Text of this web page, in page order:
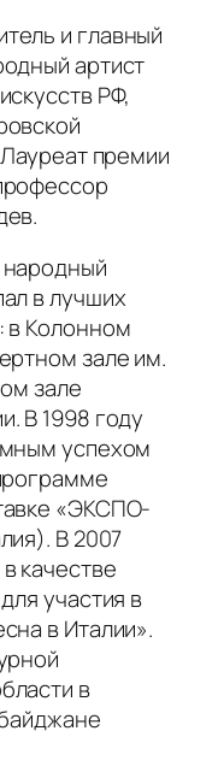
и главный
артист
РФ,
премии
народный
в лучших
в Колонном
зале им.
зале
В 1998 году
успехом
«ЭКСПО-
В 2007
качестве
участия в
в Италии».
в